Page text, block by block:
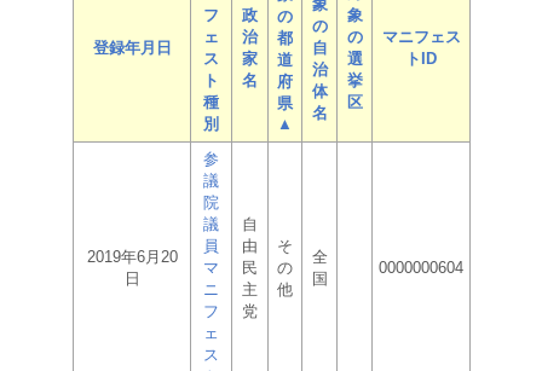
登録年月日
フ
ェ
ス
ト
種
別
政
治
家
名
の
都
道
府
県
▲
象
の
自
治
体
名
象
の
選
挙
区
マニフェス
トID
2019年6月20
日
参
議
院
議
員
マ
ニ
フ
ェ
ス
自
由
民
主
党
そ
の
他
全
国
0000000604